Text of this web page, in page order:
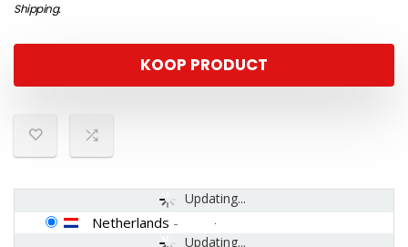
Shipping.
KOOP PRODUCT
Updating...
Updating...
Netherlands -